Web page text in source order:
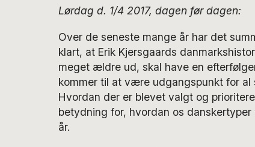
Lørdag d. 1/4 2017, dagen før dagen:
Over de seneste mange år har det
klart, at Erik Kjersgaards
meget ældre ud, skal have en
kommer til at være udgangspunkt for
Hvordan der er blevet valgt og
betydning for, hvordan os
år.